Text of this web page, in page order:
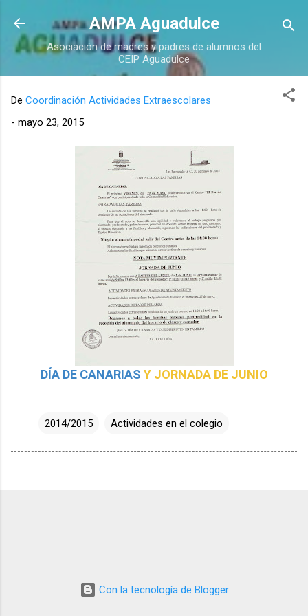
Ir al contenido principal
AMPA Aguadulce
Asociación de madres y padres de alumnos del
CEIP Aguadulce
De Coordinación Actividades Extraescolares
- mayo 23, 2015
DÍA DE CANARIAS Y JORNADA DE JUNIO
2014/2015 Actividades en el colegio
Con la tecnología de Blogger